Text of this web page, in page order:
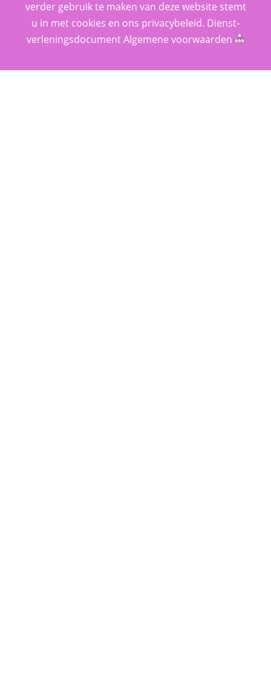
verder gebruik te maken van deze website stemt
u in met cookies en ons privacy­beleid. Dienst­
verlenings­documentAlgemene voorwaarden